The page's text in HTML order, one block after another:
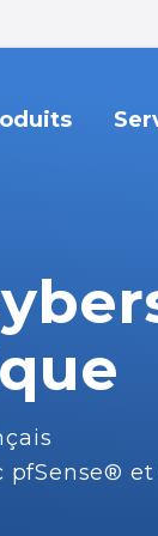
pfSense® et